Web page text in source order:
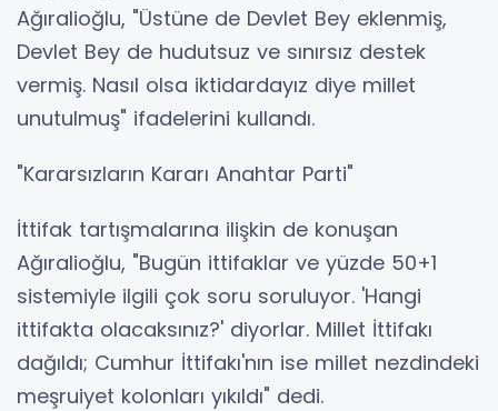
Ağıralioğlu, "Üstüne de Devlet Bey eklenmiş,
Devlet Bey de hudutsuz ve sınırsız destek
vermiş. Nasıl olsa iktidardayız diye millet
unutulmuş" ifadelerini kullandı.
"Kararsızların Kararı Anahtar Parti"
İttifak tartışmalarına ilişkin de konuşan
Ağıralioğlu, "Bugün ittifaklar ve yüzde 50+1
sistemiyle ilgili çok soru soruluyor. 'Hangi
ittifakta olacaksınız?' diyorlar. Millet İttifakı
dağıldı; Cumhur İttifakı'nın ise millet nezdindeki
meşruiyet kolonları yıkıldı" dedi.